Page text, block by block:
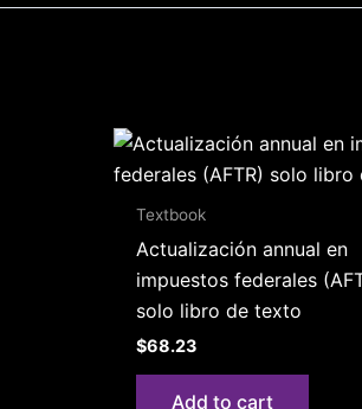
Textbook
Actualización annual en
impuestos federales
solo libro de texto
$68.23
Add to cart